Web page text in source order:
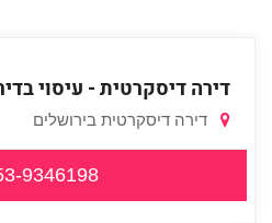
דירה דיסקרטית - עיסוי
דירה דיסקרטית בירושלים
9346198